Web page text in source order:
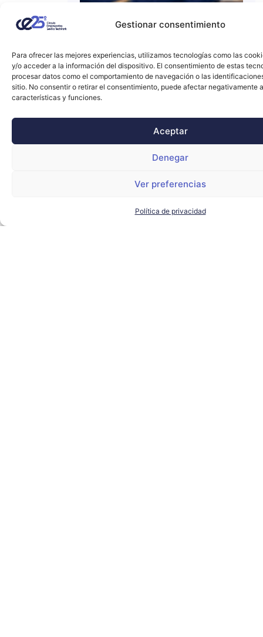
Gestionar consentimiento
Para ofrecer las mejores experiencias, utilizamos tecnologías como las
y/o acceder a la información del dispositivo. El consentimiento de estas
procesar datos como el comportamiento de navegación o las
sitio. No consentir o retirar el consentimiento, puede afectar negativamente
características y funciones.
Aceptar
Denegar
Ver preferencias
Política de privacidad